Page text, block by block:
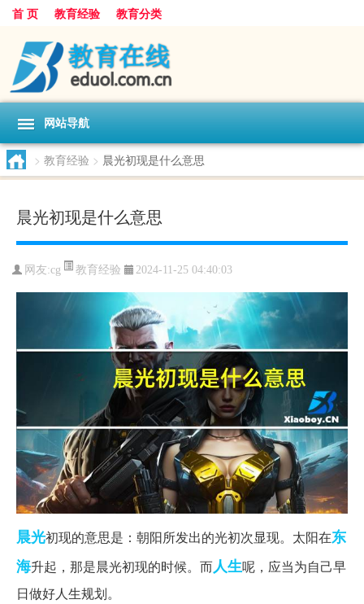
首 页 教育经验 教育分类
网站导航
> 教育经验 > 晨光初现是什么意思
晨光初现是什么意思
网友:cg 教育经验 2024-11-25 04:40:03
晨光初现的意思是：朝阳所发出的光初次显现。太阳在东
海升起，那是晨光初现的时候。而人生呢，应当为自己早
日做好人生规划。